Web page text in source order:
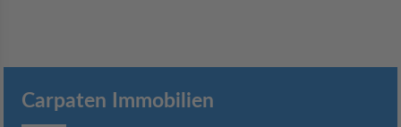
Carpaten Immobilien